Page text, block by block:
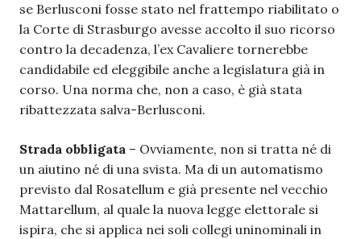
se Berlusconi fosse stato nel frattempo riabilitato o
la Corte di Strasburgo avesse accolto il suo ricorso
contro la decadenza, l’ex Cavaliere tornerebbe
candidabile ed eleggibile anche a legislatura già in
corso. Una norma che, non a caso, è già stata
ribattezzata salva-Berlusconi.
Strada obbligata – Ovviamente, non si tratta né di
un aiutino né di una svista. Ma di un automatismo
previsto dal Rosatellum e già presente nel vecchio
Mattarellum, al quale la nuova legge elettorale si
ispira, che si applica nei soli collegi uninominali in